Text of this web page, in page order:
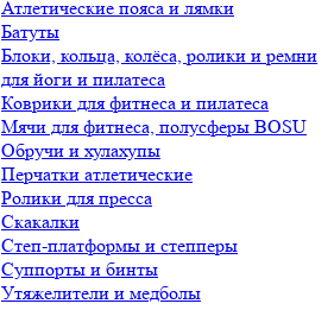
Атлетические пояса и лямки
Батуты
Блоки, кольца, колёса, ролики и ремни
для йоги и пилатеса
Коврики для фитнеса и пилатеса
Мячи для фитнеса, полусферы BOSU
Обручи и хулахупы
Перчатки атлетические
Ролики для пресса
Скакалки
Степ-платформы и степперы
Суппорты и бинты
Утяжелители и медболы